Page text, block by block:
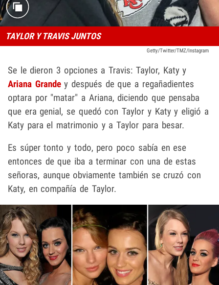
TAYLOR Y TRAVIS JUNTOS
Getty/Twitter/TMZ/Instagram
Se le dieron 3 opciones a Travis: Taylor, Katy y
Ariana Grandey después de que a regañadientes
optara por "matar" a Ariana, diciendo que pensaba
que era genial, se quedó con Taylor y Katy y eligió a
Katy para el matrimonio y a Taylor para besar.
Es súper tonto y todo, pero poco sabía en ese
entonces de que iba a terminar con una de estas
señoras, aunque obviamente también se cruzó con
Katy, en compañía de Taylor.